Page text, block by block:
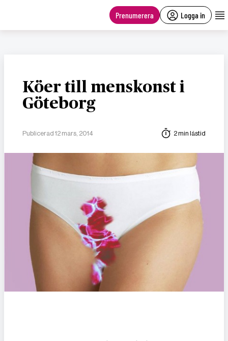
Prenumerera Logga in
Köer till menskonst i
Göteborg
Publicerad 12 mars, 2014 2 min lästid